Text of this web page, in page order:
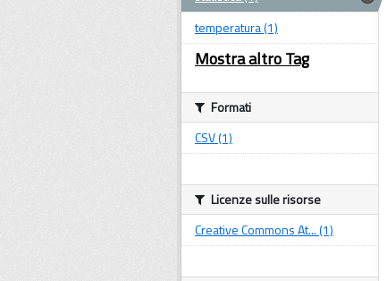
temperatura (1)
Mostra altro Tag
Formati
CSV (1)
Licenze sulle risorse
Creative Commons At... (1)